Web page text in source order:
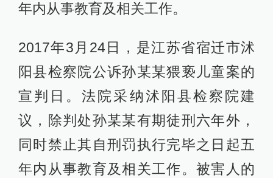
年内从事教育及相关工作。
2017年3月24日，是江苏省宿迁市沭
阳县检察院公诉孙某某猥亵儿童案的
宣判日。法院采纳沭阳县检察院建
议，除判处孙某某有期徒刑六年外，
同时禁止其自刑罚执行完毕之日起五
年内从事教育及相关工作。被害人的